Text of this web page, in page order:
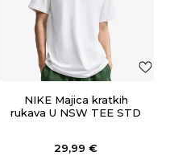
NIKE Majica kratkih
rukava U NSW TEE STD
29,99 €